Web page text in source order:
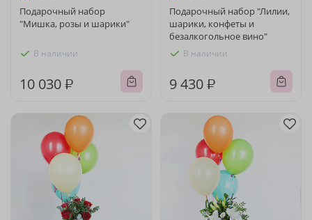
Подарочный набор
"Мишка, розы и шарики"
В наличии
10 030 ₽
Подарочный набор "Лилии,
шарики, конфеты и
безалкогольное вино"
В наличии
9 430 ₽